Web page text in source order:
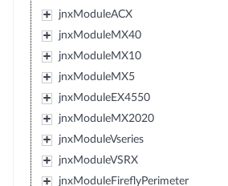
jnxModuleACX
jnxModuleMX40
jnxModuleMX10
jnxModuleMX5
jnxModuleEX4550
jnxModuleMX2020
jnxModuleVseries
jnxModuleVSRX
jnxModuleFireflyPerimeter